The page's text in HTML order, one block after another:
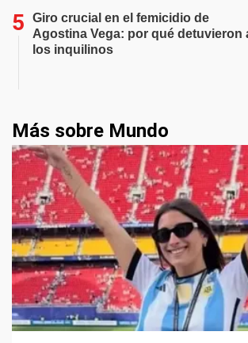
Giro crucial en el femicidio de
Agostina Vega: por qué detuvieron
los inquilinos
Más sobre Mundo